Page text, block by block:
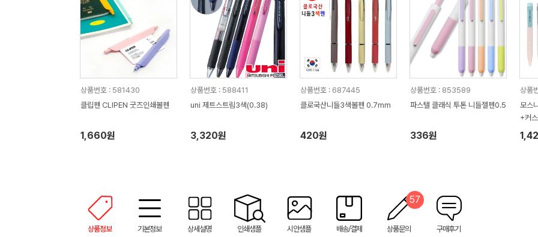
상품번호 : 581430
클립펜 CLIPEN 굿즈인쇄볼펜
1,660원
상품번호 : 588411
uni 제트스트림3색(0.38)
3,320원
상품번호 : 687445
클로국산니들3색볼펜 0.7mm
420원
상품번호 : 853589
파스텔 클래식 투톤 니들젤펜0.5
336원
상품
모스
+커
상품정보 기본정보 상세설명 인쇄샘플 시안샘플 배송/결제 상품문의
57
구매후기